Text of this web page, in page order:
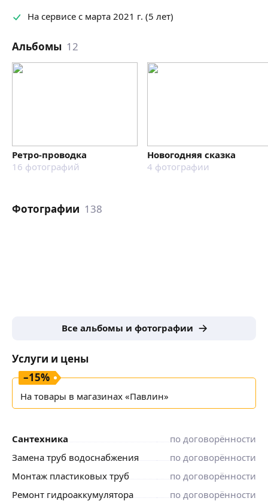
работ не изменятся по итогу;
не смогу довести до конца;
Порядочность // Вы можете доверить мне ключи
на время выполнения работ, не опасаясь
На сервисе с марта 2021 г. (5 лет)
Альбомы 12
Ретро-проводка
16 фотографий
Новогодняя сказка
4 фотографии
Фотографии 138
Все альбомы и фотографии
Услуги и цены
–15%
На товары в магазинах «Павлин»
Сантехника
по договорённости
Замена труб водоснабжения
по договорённости
Монтаж пластиковых труб
по договорённости
Ремонт гидроаккумулятора
по договорённости